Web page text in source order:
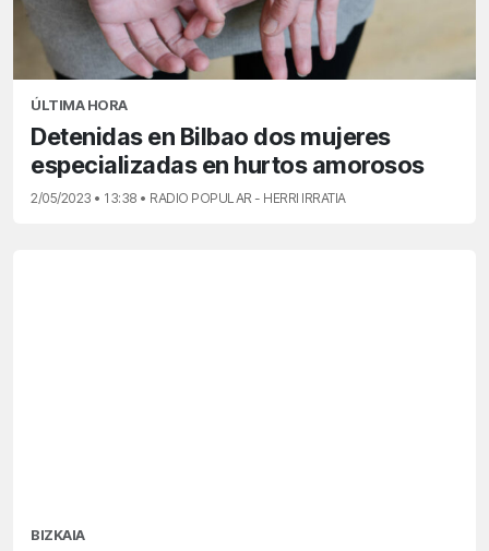
ÚLTIMA HORA
Detenidas en Bilbao dos mujeres
especializadas en hurtos amorosos
2/05/2023 • 13:38 • RADIO POPULAR - HERRI IRRATIA
BIZKAIA